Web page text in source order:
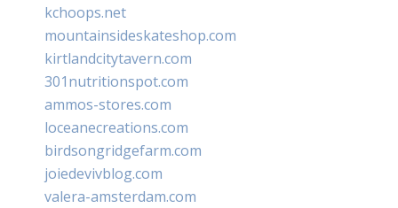
kchoops.net
mountainsideskateshop.com
kirtlandcitytavern.com
301nutritionspot.com
ammos-stores.com
loceanecreations.com
birdsongridgefarm.com
joiedevivblog.com
valera-amsterdam.com